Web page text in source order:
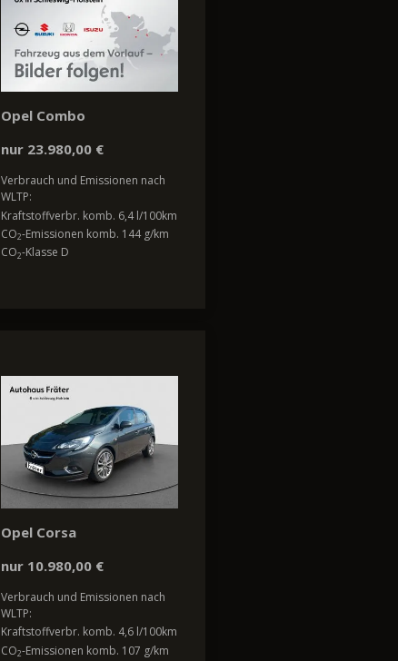
Opel Combo
nur 23.980,00 €
Verbrauch und Emissionen nach
WLTP:
Kraftstoffverbr. komb. 6,4 l/100km
CO2-Emissionen komb. 144 g/km
CO2-Klasse D
Opel Corsa
nur 10.980,00 €
Verbrauch und Emissionen nach
WLTP:
Kraftstoffverbr. komb. 4,6 l/100km
CO2-Emissionen komb. 107 g/km